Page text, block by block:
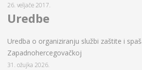
26. veljače 2017.
Uredbe
Uredba o organiziranju službi zaštite i
Zapadnohercegovačkoj
31. ožujka 2026.